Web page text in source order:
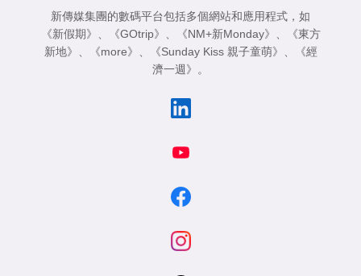
新傳媒集團的數碼平台包括多個網站和應用程式，如
《新假期》
《GOtrip》 《NM+新Monday》
《東方
新地》
《more》 《Sunday Kiss 親子童萌》
《經
濟一週》
。